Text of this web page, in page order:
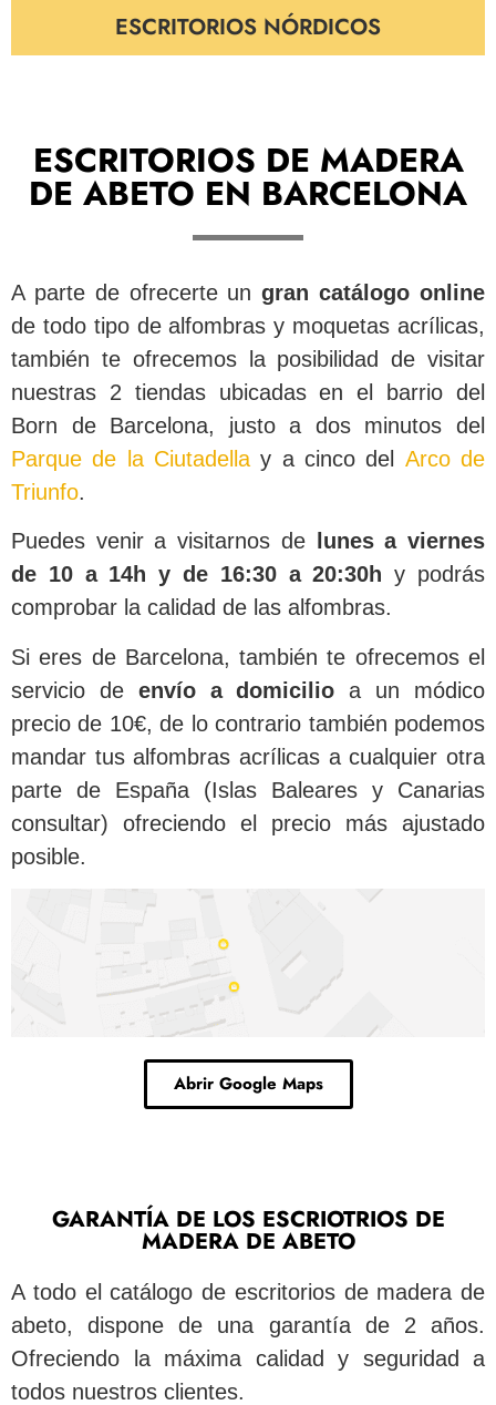
ESCRITORIOS NÓRDICOS
ESCRITORIOS DE MADERA
DE ABETO EN BARCELONA
A parte de ofrecerte ungran catálogo online
de todo tipo de alfombras y moquetas acrílicas,
también te ofrecemos la posibilidad de visitar
nuestras 2 tiendas ubicadas en el barrio del
Born de Barcelona, justo a dos minutos del
Parque de la Ciutadella y a cinco del Arco de
Triunfo.
Puedes venir a visitarnos de
lunes a viernes
de 10 a 14h y de 16:30 a 20:30hy podrás
comprobar la calidad de las alfombras.
Si eres de Barcelona, también te ofrecemos el
servicio de envío a domicilio a un módico
precio de 10€, de lo contrario también podemos
mandar tus alfombras acrílicas a cualquier otra
parte de España (Islas Baleares y Canarias
consultar) ofreciendo el precio más ajustado
posible.
Abrir Google Maps
GARANTÍA DE LOS ESCRIOTRIOS DE
MADERA DE ABETO
A todo el catálogo de escritorios de madera de
abeto, dispone de una garantía de 2 años.
Ofreciendo la máxima calidad y seguridad a
todos nuestros clientes.